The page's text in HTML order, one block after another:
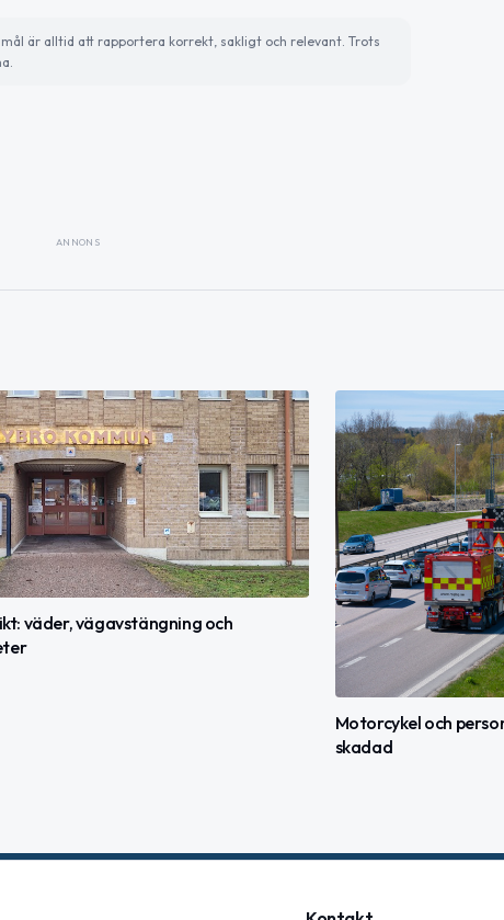
är alltid att rapportera korrekt, sakligt och relevant. Trots
ANNONS
väder, vägavstängning och
Motorcykel och
skadad